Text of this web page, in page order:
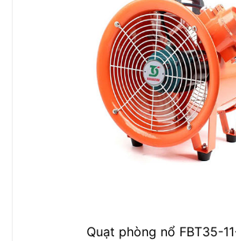
Quạt phòng nổ FBT35-